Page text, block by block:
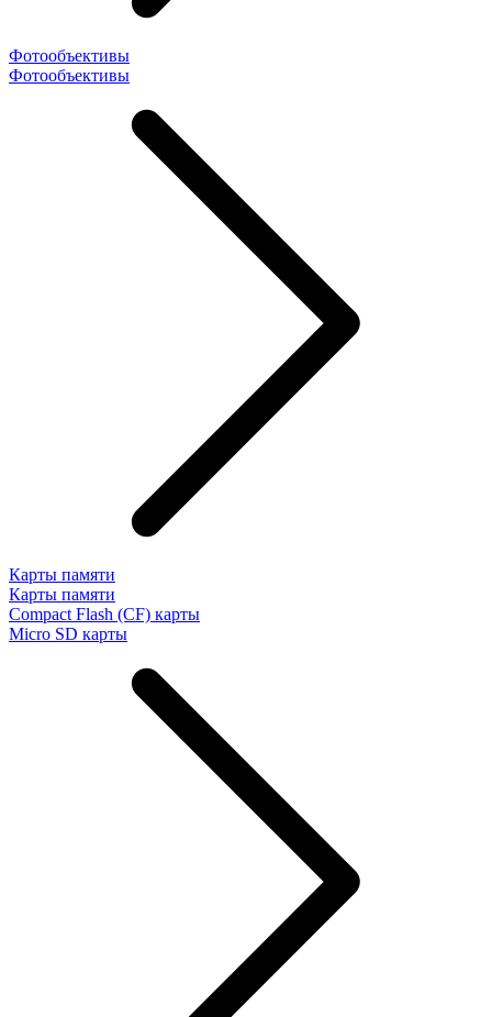
Фотообъективы
Фотообъективы
Карты памяти
Карты памяти
Compact Flash (CF) карты
Micro SD карты